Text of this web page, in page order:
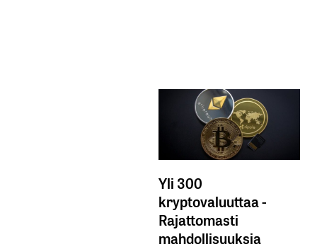
Yli 300
kryptovaluuttaa -
Rajattomasti
mahdollisuuksia